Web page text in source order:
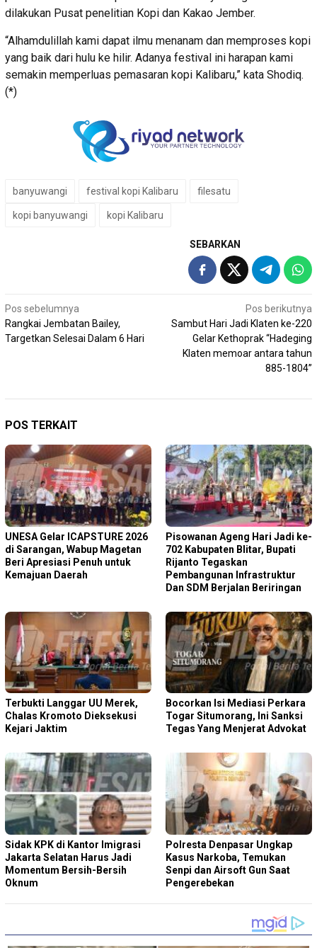
dilakukan Pusat penelitian Kopi dan Kakao Jember.
“Alhamdulillah kami dapat ilmu menanam dan memproses kopi
yang baik dari hulu ke hilir. Adanya festival ini harapan kami
semakin memperluas pemasaran kopi Kalibaru,” kata Shodiq.
(*)
banyuwangi festival kopi Kalibaru filesatu
kopi banyuwangi kopi Kalibaru
SEBARKAN
Navigasi
pos
Pos sebelumnya
Rangkai Jembatan Bailey,
Targetkan Selesai Dalam 6 Hari
Pos berikutnya
Sambut Hari Jadi Klaten ke-220
Gelar Kethoprak “Hadeging
Klaten memoar antara tahun
885-1804”
POS TERKAIT
‎UNESA Gelar ICAPSTURE 2026
di Sarangan, Wabup Magetan
Beri Apresiasi Penuh untuk
Kemajuan Daerah
Pisowanan Ageng Hari Jadi ke-
702 Kabupaten Blitar, Bupati
Rijanto Tegaskan
Pembangunan Infrastruktur
Dan SDM Berjalan Beriringan
Terbukti Langgar UU Merek,
Chalas Kromoto Dieksekusi
Kejari Jaktim
Bocorkan Isi Mediasi Perkara
Togar Situmorang, Ini Sanksi
Tegas Yang Menjerat Advokat
Sidak KPK di Kantor Imigrasi
Jakarta Selatan Harus Jadi
Momentum Bersih-Bersih
Oknum
Polresta Denpasar Ungkap
Kasus Narkoba, Temukan
Senpi dan Airsoft Gun Saat
Pengerebekan